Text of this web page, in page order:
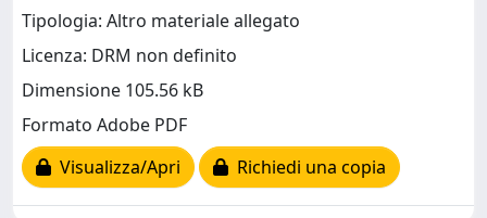
Tipologia: Altro materiale allegato
Licenza: DRM non definito
Dimensione 105.56 kB
Formato Adobe PDF
Visualizza/Apri
Richiedi una copia